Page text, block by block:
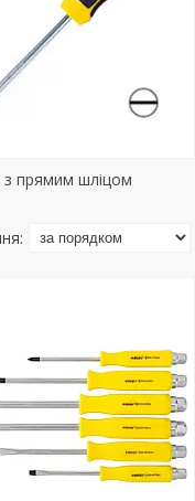
з прямим шліцом